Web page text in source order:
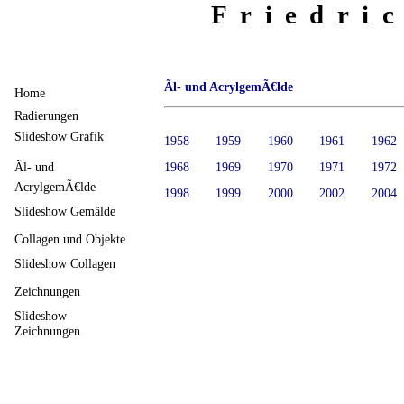
Ãl- und AcrylgemÃ€lde
1958 1959 1960 1961
1962
1968
1969 1970 1971
1972
1998
1999 2000 2002 2004
Home
Radierungen
Slideshow Grafik
Ãl- und
AcrylgemÃ€lde
Slideshow Gemälde
Collagen und Objekte
Slideshow Collagen
Zeichnungen
Slideshow
Zeichnungen